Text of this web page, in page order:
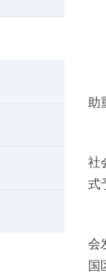
助
社
式
会
国